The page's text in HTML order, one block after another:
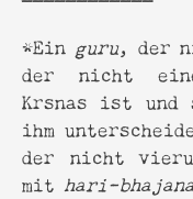
*Ein guru, der
der nicht
Krsnas ist
ihm
der nicht
mit hari-